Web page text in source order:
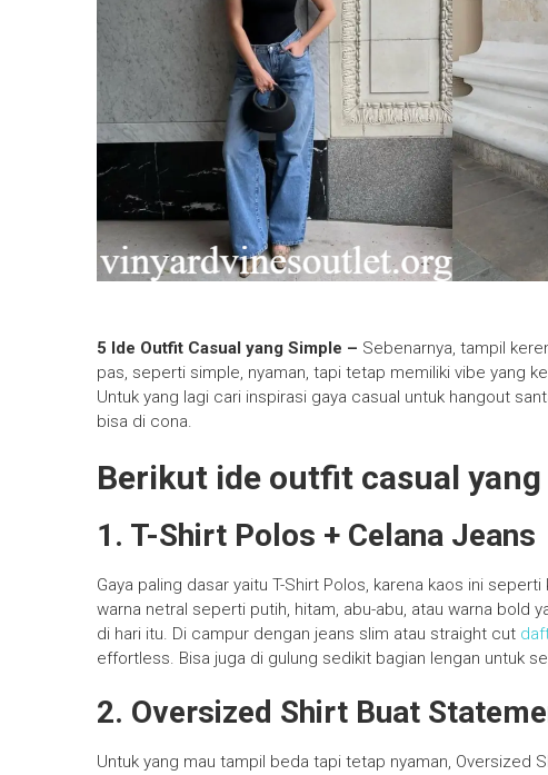
5 Ide Outfit Casual yang Simple – Sebenarnya, tampil
pas, seperti simple, nyaman, tapi tetap memiliki vibe yang
Untuk yang lagi cari inspirasi gaya casual untuk hangout
bisa di cona.
Berikut ide outfit casual
1. T-Shirt Polos + Celana Jeans
Gaya paling dasar yaitu T-Shirt Polos, karena kaos ini
warna netral seperti putih, hitam, abu-abu, atau warna bold
di hari itu. Di campur dengan jeans slim atau straight cut
effortless. Bisa juga di gulung sedikit bagian lengan untuk
2. Oversized Shirt Buat
Untuk yang mau tampil beda tapi tetap nyaman, Oversized